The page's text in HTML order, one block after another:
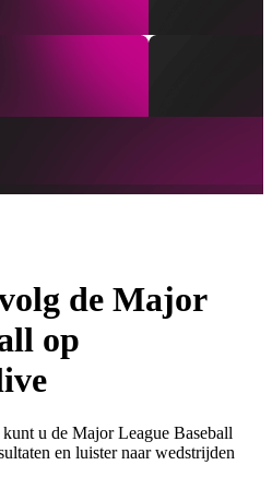
de Major
op
u de Major League Baseball
en luister naar wedstrijden